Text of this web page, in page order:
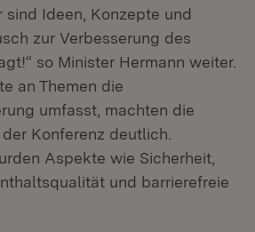
Ideen, Konzepte und
zur Verbesserung des
so Minister Hermann weiter.
an Themen die
umfasst, machten die
Konferenz deutlich.
Aspekte wie Sicherheit,
und barrierefreie